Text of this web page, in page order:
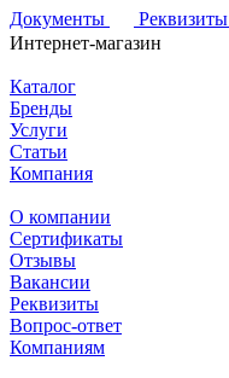
Документы
Реквизиты
Интернет-магазин
Каталог
Бренды
Услуги
Статьи
Компания
О компании
Сертификаты
Отзывы
Вакансии
Реквизиты
Вопрос-ответ
Компаниям